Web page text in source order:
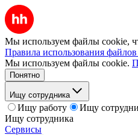
Мы используем файлы cookie,
Правила использования
Мы используем файлы cookie.
Понятно
Ищу сотрудника
Ищу работу
Ищу
Ищу сотрудника
Сервисы